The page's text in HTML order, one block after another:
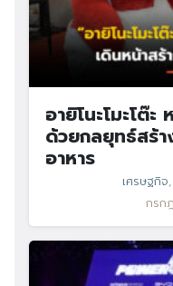
อายิโนะโมะโต๊
ด้วยกลยุทธ์สร้า
อาหาร
เศรษฐกิจ,
กรก